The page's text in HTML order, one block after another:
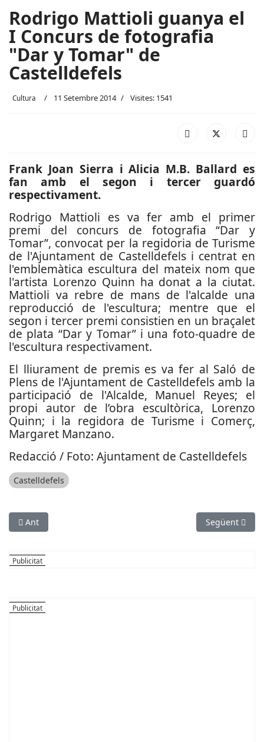
Rodrigo Mattioli guanya el
I Concurs de fotografia
"Dar y Tomar" de
Castelldefels
Cultura 11 Setembre 2014 Visites: 1541
Frank Joan Sierra i Alicia M.B. Ballard es
fan amb el segon i tercer guardó
respectivament.
Rodrigo Mattioli es va fer amb el primer
premi del concurs de fotografia “Dar y
Tomar”, convocat per la regidoria de Turisme
de l'Ajuntament de Castelldefels i centrat en
l'emblemàtica escultura del mateix nom que
l'artista Lorenzo Quinn ha donat a la ciutat.
Mattioli va rebre de mans de l'alcalde una
reproducció de l'escultura; mentre que el
segon i tercer premi consistien en un braçalet
de plata “Dar y Tomar” i una foto-quadre de
l'escultura respectivament.
El lliurament de premis es va fer al Saló de
Plens de l'Ajuntament de Castelldefels amb la
participació de l'Alcalde, Manuel Reyes; el
propi autor de l’obra escultòrica, Lorenzo
Quinn; i la regidora de Turisme i Comerç,
Margaret Manzano.
Redacció / Foto: Ajuntament de Castelldefels
Castelldefels
Article anterior: L’Escola Municipal de Música del Prat obre
Ant Article
Següent